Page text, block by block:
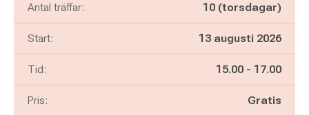
Antal träffar: 10 (torsdagar)
Start: 13 augusti 2026
Tid: Pågår mellan
15.00 - och
17.00
Pris: Gratis